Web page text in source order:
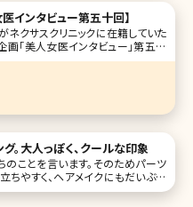
インタビュー第五十回】
クサスクリニックに在籍していた
画「美人女医インタビュー」第五十
サスクリニック（NEXUS clinic）の
整形外科医として4年
美容医療へ進みます。転身のきっ
。大人っぽく、クールな印象
ことを言います。そのためパーツ
ちやすく、ヘアメイクにもだいぶ影
られます。 今回は面長を目立たな